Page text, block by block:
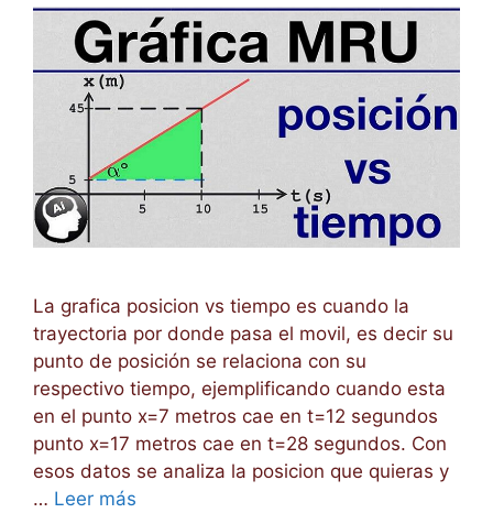
La grafica posicion vs tiempo es cuando la
trayectoria por donde pasa el movil, es decir su
punto de posición se relaciona con su
respectivo tiempo, ejemplificando cuando esta
en el punto x=7 metros cae en t=12 segundos
punto x=17 metros cae en t=28 segundos. Con
esos datos se analiza la posicion que quieras y
… Leer más